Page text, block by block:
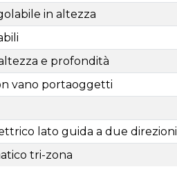
in altezza
e profondità
vano portaoggetti
lato guida a due direzioni
tri-zona